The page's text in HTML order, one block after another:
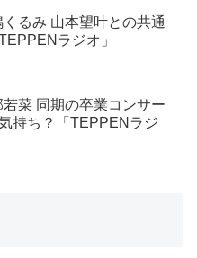
るみ 山本望叶との共通
ラジオ」
菜 同期の卒業コンサー
持ち？「TEPPENラジ